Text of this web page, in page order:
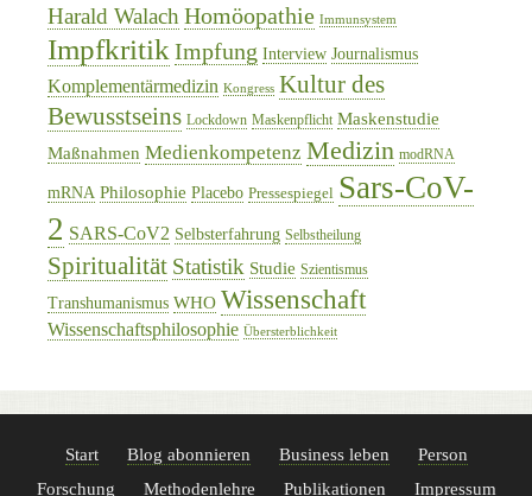
Harald Walach Homöopathie Immunsystem
Impfkritik Impfung Interview Journalismus
Komplementärmedizin Kongress Kultur des
Bewusstseins Lockdown Maskenpflicht Maskenstudie
Maßnahmen Medienkompetenz Medizin modRNA
mRNA Philosophie Placebo Pressespiegel Sars-CoV-
2 SARS-CoV2 Selbsterfahrung Selbstheilung
Spiritualität Statistik Studie Szientismus
Transhumanismus WHO Wissenschaft
Wissenschaftsphilosophie Übersterblichkeit
Start Blog abonnieren Business leben
Person
Forschung
Methodenlehre Publikationen Impressum